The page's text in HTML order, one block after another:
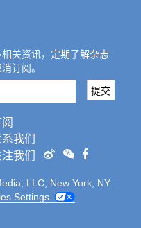
关资讯，定期了解杂志
订阅。
提交
我们
我们
LLC, New York, NY
Settings